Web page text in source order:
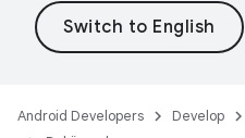
Android Developers Develop